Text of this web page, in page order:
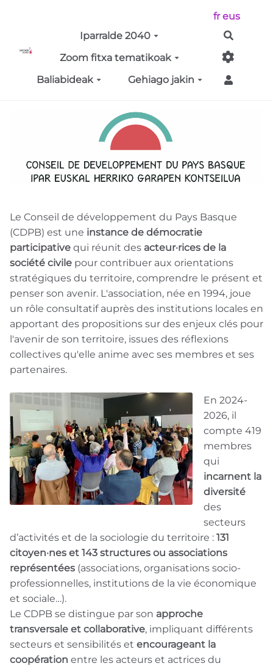
Iparralde 2040
Zoom fitxa tematikoak
Baliabideak
Gehiago jakin
fr eus
Le Conseil de développement du Pays Basque
(CDPB) est une instance de démocratie
participative qui réunit des acteur·rices de la
société civile pour contribuer aux orientations
stratégiques du territoire, comprendre le présent et
penser son avenir. L'association, née en 1994, joue
un rôle consultatif auprès des institutions locales en
apportant des propositions sur des enjeux clés pour
l'avenir de son territoire, issues des réflexions
collectives qu'elle anime avec ses membres et ses
partenaires.
En 2024-
2026, il
compte 419
membres
qui
incarnent la
diversité
des
secteurs
d’activités et de la sociologie du territoire : 131
citoyen·nes et 143 structures ou associations
représentées (associations, organisations socio-
professionnelles, institutions de la vie économique
et sociale…).
Le CDPB se distingue par son approche
transversale et collaborative, impliquant différents
secteurs et sensibilités et encourageant la
coopération entre les acteurs et actrices du